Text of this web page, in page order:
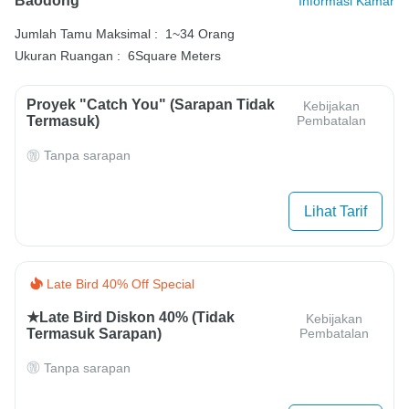
Jumlah Tamu Maksimal :
1~34 Orang
Ukuran Ruangan : 6Square Meters
Proyek "Catch You" (Sarapan Tidak
Termasuk)
Kebijakan
Pembatalan
Tanpa sarapan
Lihat Tarif
Late Bird 40% Off Special
★Late Bird Diskon 40% (tidak
Termasuk Sarapan)
Kebijakan
Pembatalan
Tanpa sarapan